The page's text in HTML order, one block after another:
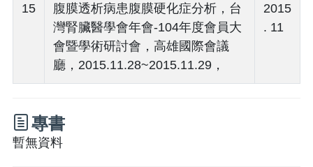
15
腹膜透析病患腹膜硬化症分析，台
灣腎臟醫學會年會-104年度會員大
會暨學術研討會，高雄國際會議
廳，2015.11.28~2015.11.29，
2015
. 11
專書
暫無資料